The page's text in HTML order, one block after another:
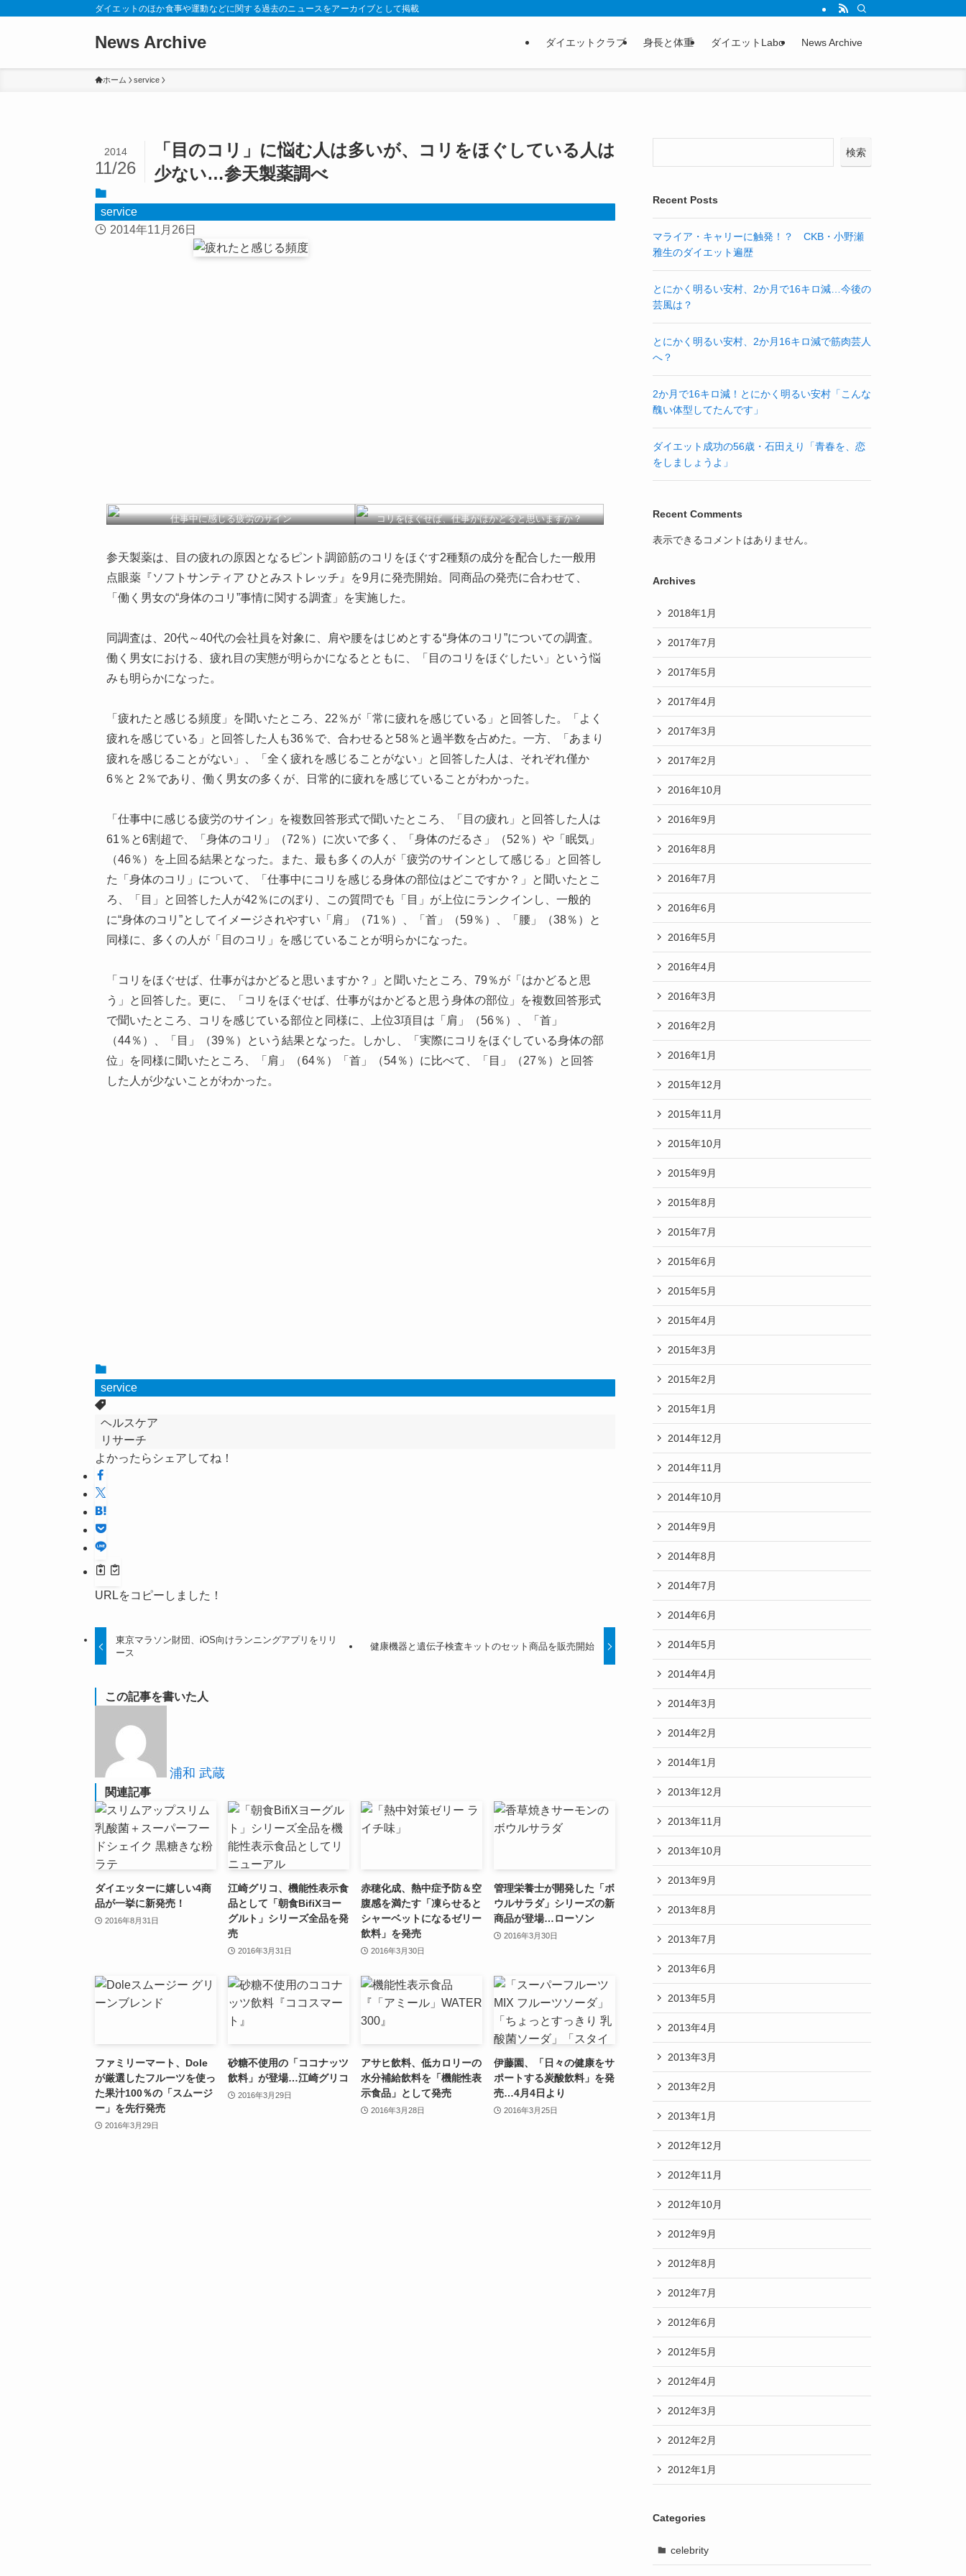
ダイエットのほか食事や運動などに関する過去のニュースをアーカイブとして掲載
News Archive ダイエットクラブ 身長と体重 ダイエットLabo News Archive
ホーム service
「目のコリ」に悩む人は多いが、コリをほぐしている人は
少ない…参天製薬調べ
2014
11/26
service
2014年11月26日
仕事中に感じる疲労のサイン コリをほぐせば、仕事がはかどると思いますか？
参天製薬は、目の疲れの原因となるピント調節筋のコリをほぐす2種類の成分を配合した一般用
点眼薬『ソフトサンティア ひとみストレッチ』を9月に発売開始。同商品の発売に合わせて、
「働く男女の“身体のコリ”事情に関する調査」を実施した。
同調査は、20代～40代の会社員を対象に、肩や腰をはじめとする“身体のコリ”についての調査。
働く男女における、疲れ目の実態が明らかになるとともに、「目のコリをほぐしたい」という悩
みも明らかになった。
「疲れたと感じる頻度」を聞いたところ、22％が「常に疲れを感じている」と回答した。「よく
疲れを感じている」と回答した人も36％で、合わせると58％と過半数を占めた。一方、「あまり
疲れを感じることがない」、「全く疲れを感じることがない」と回答した人は、それぞれ僅か
6％と 2％であり、働く男女の多くが、日常的に疲れを感じていることがわかった。
「仕事中に感じる疲労のサイン」を複数回答形式で聞いたところ、「目の疲れ」と回答した人は
61％と6割超で、「身体のコリ」（72％）に次いで多く、「身体のだるさ」（52％）や「眠気」
（46％）を上回る結果となった。また、最も多くの人が「疲労のサインとして感じる」と回答し
た「身体のコリ」について、「仕事中にコリを感じる身体の部位はどこですか？」と聞いたとこ
ろ、「目」と回答した人が42％にのぼり、この質問でも「目」が上位にランクインし、一般的
に“身体のコリ”としてイメージされやすい「肩」（71％）、「首」（59％）、「腰」（38％）と
同様に、多くの人が「目のコリ」を感じていることが明らかになった。
「コリをほぐせば、仕事がはかどると思いますか？」と聞いたところ、79％が「はかどると思
う」と回答した。更に、「コリをほぐせば、仕事がはかどると思う身体の部位」を複数回答形式
で聞いたところ、コリを感じている部位と同様に、上位3項目は「肩」（56％）、「首」
（44％）、「目」（39％）という結果となった。しかし、「実際にコリをほぐしている身体の部
位」を同様に聞いたところ、「肩」（64％）「首」（54％）に比べて、「目」（27％）と回答
した人が少ないことがわかった。
service
ヘルスケア
リサーチ
よかったらシェアしてね！
URLをコピーしました！
東京マラソン財団、iOS向けランニングアプリをリリ
ース
健康機器と遺伝子検査キットのセット商品を販売開始
この記事を書いた人
浦和 武蔵
関連記事
ダイエッターに嬉しい4商
品が一挙に新発売！
2016年8月31日
江崎グリコ、機能性表示食
品として「朝食BifiXヨー
グルト」シリーズ全品を発
売
2016年3月31日
赤穂化成、熱中症予防＆空
腹感を満たす「凍らせると
シャーベットになるゼリー
飲料」を発売
2016年3月30日
管理栄養士が開発した「ボ
ウルサラダ」シリーズの新
商品が登場…ローソン
2016年3月30日
ファミリーマート、Dole
が厳選したフルーツを使っ
た果汁100％の「スムージ
ー」を先行発売
2016年3月29日
砂糖不使用の「ココナッツ
飲料」が登場…江崎グリコ
2016年3月29日
アサヒ飲料、低カロリーの
水分補給飲料を「機能性表
示食品」として発売
2016年3月28日
伊藤園、「日々の健康をサ
ポートする炭酸飲料」を発
売…4月4日より
2016年3月25日
検索
Recent Posts
マライア・キャリーに触発！？ CKB・小野瀬
雅生のダイエット遍歴
とにかく明るい安村、2か月で16キロ減…今後の
芸風は？
とにかく明るい安村、2か月16キロ減で筋肉芸人
へ？
2か月で16キロ減！とにかく明るい安村「こんな
醜い体型してたんです」
ダイエット成功の56歳・石田えり「青春を、恋
をしましょうよ」
Recent Comments
表示できるコメントはありません。
Archives
2018年1月
2017年7月
2017年5月
2017年4月
2017年3月
2017年2月
2016年10月
2016年9月
2016年8月
2016年7月
2016年6月
2016年5月
2016年4月
2016年3月
2016年2月
2016年1月
2015年12月
2015年11月
2015年10月
2015年9月
2015年8月
2015年7月
2015年6月
2015年5月
2015年4月
2015年3月
2015年2月
2015年1月
2014年12月
2014年11月
2014年10月
2014年9月
2014年8月
2014年7月
2014年6月
2014年5月
2014年4月
2014年3月
2014年2月
2014年1月
2013年12月
2013年11月
2013年10月
2013年9月
2013年8月
2013年7月
2013年6月
2013年5月
2013年4月
2013年3月
2013年2月
2013年1月
2012年12月
2012年11月
2012年10月
2012年9月
2012年8月
2012年7月
2012年6月
2012年5月
2012年4月
2012年3月
2012年2月
2012年1月
Categories
celebrity